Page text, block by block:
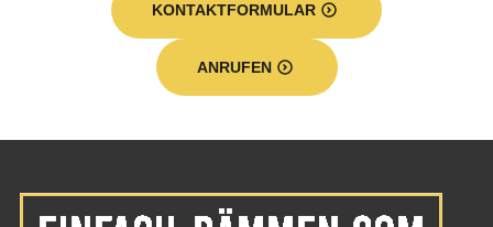
KONTAKTFORMULAR
ANRUFEN